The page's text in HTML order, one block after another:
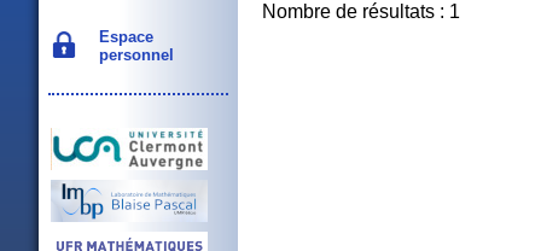
Espace
personnel
Nombre de résultats : 1